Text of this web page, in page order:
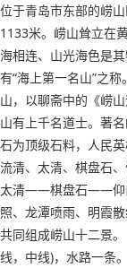
位于青岛市东部的崂
1133米。崂山耸立在
海相连、山光海色是
有“海上第一名山”之
山，以聊斋中的《崂
山有上千名道士。著
石为顶级石料，人民
流清、太清、棋盘石
太清——棋盘石——仰
照、龙潭喷雨、明霞
共同组成崂山十二景
线，中线)，水路一条